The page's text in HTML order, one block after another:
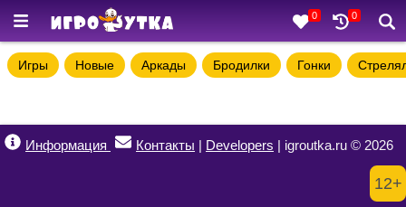
0 0
Игры Новые Аркады Бродилки Гонки
Информация Контакты | Developers | igroutka.ru © 2026
12+